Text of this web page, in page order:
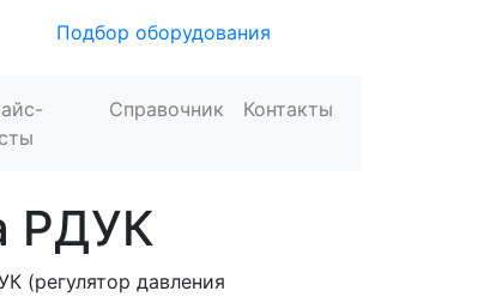
Подбор оборудования
Справочник Контакты
РДУК
(регулятор давления